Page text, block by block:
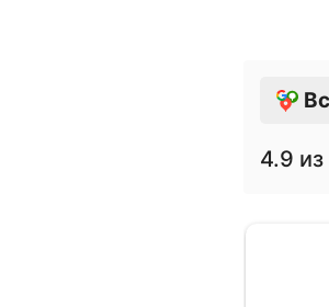
4.9 из